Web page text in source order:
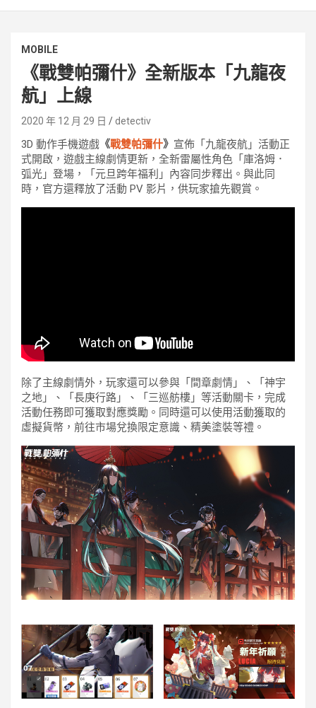
MOBILE
《戰雙帕彌什》全新版本「九龍夜
航」上線
2020 年 12 月 29 日 detectiv
3D 動作手機遊戲 《戰雙帕彌什》 宣佈「九龍夜航」活動正
式開啟，遊戲主線劇情更新，全新雷屬性角色「庫洛姆．
弧光」登場，「元旦跨年福利」內容同步釋出。與此同
時，官方還釋放了活動 PV 影片，供玩家搶先觀賞。
除了主線劇情外，玩家還可以參與「間章劇情」、「神宇
之地」、「長庚行路」、「三巡舫樓」等活動關卡，完成
活動任務即可獲取對應獎勵。同時還可以使用活動獲取的
虛擬貨幣，前往市場兌換限定意識、精美塗裝等禮。